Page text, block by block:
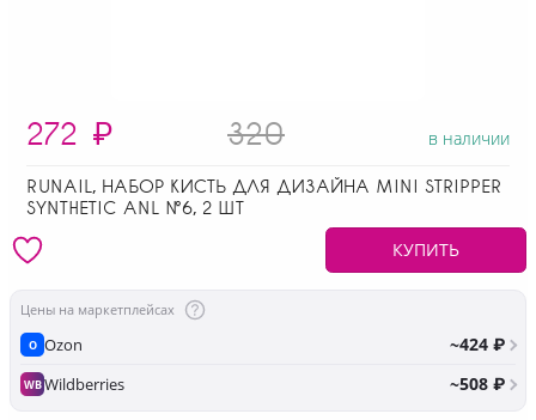
272 ₽ 320 в наличии
RUNAIL, НАБОР КИСТЬ ДЛЯ ДИЗАЙНА MINI STRIPPER
SYNTHETIC ANL №6, 2 ШТ
КУПИТЬ
Цены на маркетплейсах
O Ozon ~424 ₽
WBWildberries ~508 ₽